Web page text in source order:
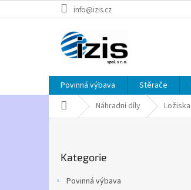
na
info@izis.cz
Povinná výbava Stěrače
Domů Náhradní díly Ložiska
kategorie
Kategorie
Povinná výbava